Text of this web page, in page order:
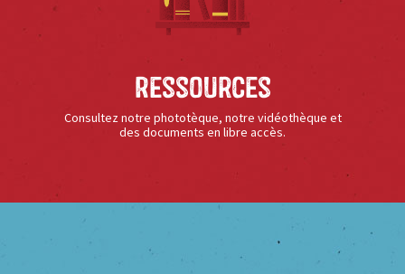
Ressources
Consultez notre phototèque, notre vidéothèque et
des documents en libre accès.